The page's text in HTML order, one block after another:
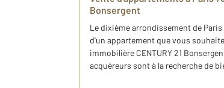
Bonsergent
Le dixième arrondissement de
d'un appartement que vous
immobilière CENTURY 21
acquéreurs sont à la recherche de